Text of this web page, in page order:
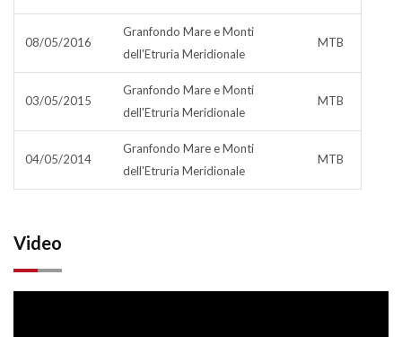
08/05/2016
Granfondo Mare e Monti
dell'Etruria Meridionale
MTB
03/05/2015
Granfondo Mare e Monti
dell'Etruria Meridionale
MTB
04/05/2014
Granfondo Mare e Monti
dell'Etruria Meridionale
MTB
Video